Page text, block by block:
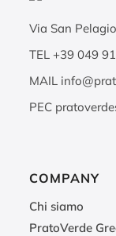
Via San
TEL+39 049
MAIL
PEC
COMPANY
Chi siamo
PratoVerde